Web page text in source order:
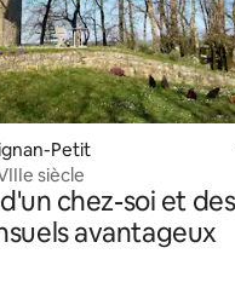
Petit
siècle
chez-soi et
avantageux